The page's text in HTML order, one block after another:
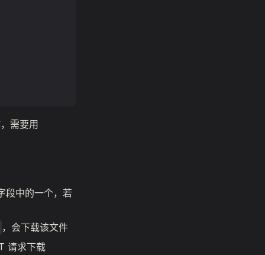
需要用
段中的一个，若
，会下载该文件
请求下载